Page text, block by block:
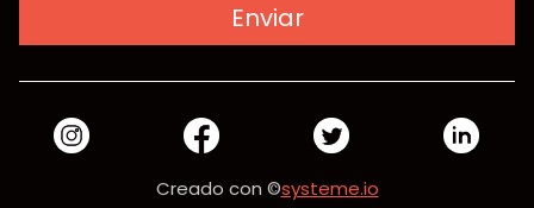
Enviar
Creado con ©systeme.io